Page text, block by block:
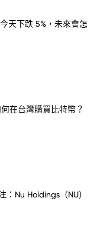
天下跌 5%，未來會怎
在台灣購買比特幣？
Nu Holdings（NU）